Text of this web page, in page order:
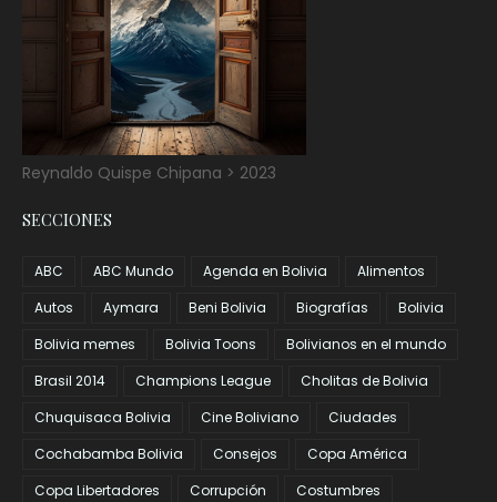
Reynaldo Quispe Chipana > 2023
SECCIONES
ABC ABC Mundo Agenda en Bolivia
Alimentos
Autos
Aymara Beni Bolivia Biografías
Bolivia
Bolivia memes
Bolivia Toons
Bolivianos en el mundo
Brasil 2014
Champions League
Cholitas de Bolivia
Chuquisaca Bolivia
Cine Boliviano
Ciudades
Cochabamba Bolivia
Consejos
Copa América
Copa Libertadores
Corrupción
Costumbres